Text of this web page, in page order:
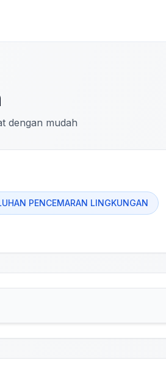
dengan mudah
PENCEMARAN LINGKUNGAN